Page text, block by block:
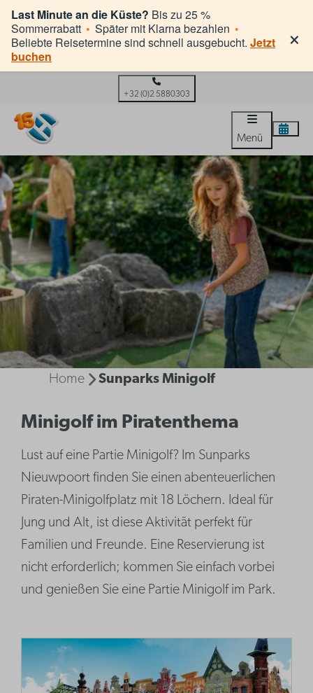
Last Minute an die Küste? Bis zu 25 %
Sommerrabatt • Später mit Klarna bezahlen •
Beliebte Reisetermine sind schnell ausgebucht. Jetzt
buchen
×
+32 (0)2 5880303
Menü
Home Sunparks Minigolf
Minigolf im Piratenthema
Lust auf eine Partie Minigolf? Im Sunparks
Nieuwpoort finden Sie einen abenteuerlichen
Piraten-Minigolfplatz mit 18 Löchern. Ideal für
Jung und Alt, ist diese Aktivität perfekt für
Familien und Freunde. Eine Reservierung ist
nicht erforderlich; kommen Sie einfach vorbei
und genießen Sie eine Partie Minigolf im Park.